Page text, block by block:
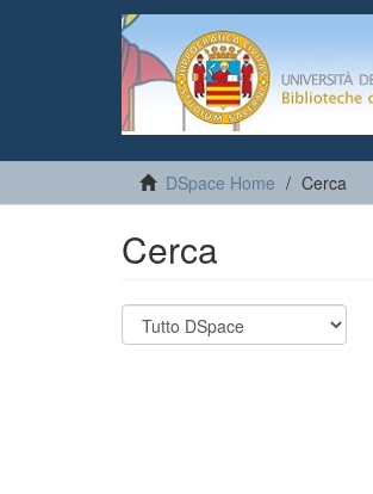
DSpace Home Cerca
Cerca